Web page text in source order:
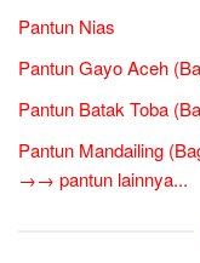
Pantun Nias
Pantun Gayo Aceh
Pantun Batak Toba
Pantun Mandailing
→→ pantun lainnya...